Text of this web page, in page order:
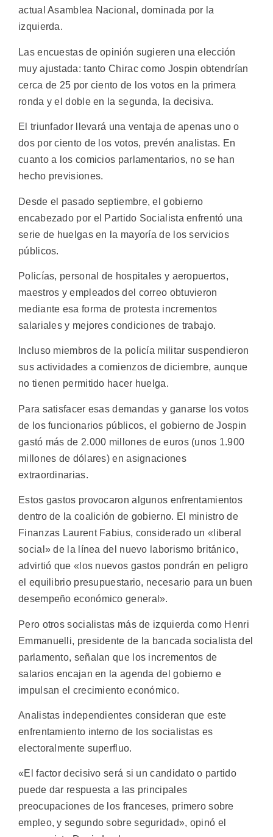
actual Asamblea Nacional, dominada por la
izquierda.
Las encuestas de opinión sugieren una elección
muy ajustada: tanto Chirac como Jospin obtendrían
cerca de 25 por ciento de los votos en la primera
ronda y el doble en la segunda, la decisiva.
El triunfador llevará una ventaja de apenas uno o
dos por ciento de los votos, prevén analistas. En
cuanto a los comicios parlamentarios, no se han
hecho previsiones.
Desde el pasado septiembre, el gobierno
encabezado por el Partido Socialista enfrentó una
serie de huelgas en la mayoría de los servicios
públicos.
Policías, personal de hospitales y aeropuertos,
maestros y empleados del correo obtuvieron
mediante esa forma de protesta incrementos
salariales y mejores condiciones de trabajo.
Incluso miembros de la policía militar suspendieron
sus actividades a comienzos de diciembre, aunque
no tienen permitido hacer huelga.
Para satisfacer esas demandas y ganarse los votos
de los funcionarios públicos, el gobierno de Jospin
gastó más de 2.000 millones de euros (unos 1.900
millones de dólares) en asignaciones
extraordinarias.
Estos gastos provocaron algunos enfrentamientos
dentro de la coalición de gobierno. El ministro de
Finanzas Laurent Fabius, considerado un «liberal
social» de la línea del nuevo laborismo británico,
advirtió que «los nuevos gastos pondrán en peligro
el equilibrio presupuestario, necesario para un buen
desempeño económico general».
Pero otros socialistas más de izquierda como Henri
Emmanuelli, presidente de la bancada socialista del
parlamento, señalan que los incrementos de
salarios encajan en la agenda del gobierno e
impulsan el crecimiento económico.
Analistas independientes consideran que este
enfrentamiento interno de los socialistas es
electoralmente superfluo.
«El factor decisivo será si un candidato o partido
puede dar respuesta a las principales
preocupaciones de los franceses, primero sobre
empleo, y segundo sobre seguridad», opinó el